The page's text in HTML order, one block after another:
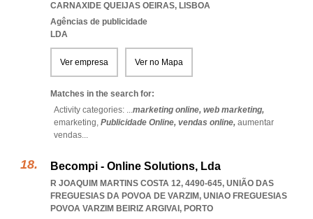
CARNAXIDE QUEIJAS OEIRAS, LISBOA
Agências de publicidade
LDA
Ver empresa Ver no Mapa
Matches in the search for:
Activity categories: ...marketing online, web marketing,
emarketing, Publicidade Online, vendas online, aumentar
vendas...
Becompi - Online Solutions, Lda
R JOAQUIM MARTINS COSTA 12, 4490-645, UNIÃO DAS
FREGUESIAS DA POVOA DE VARZIM, UNIAO FREGUESIAS
POVOA VARZIM BEIRIZ ARGIVAI , PORTO